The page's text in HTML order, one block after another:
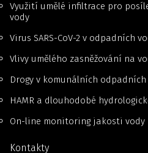
Využití umělé infiltrace pro
vody
Virus SARS-CoV-2 v odpadních
Vlivy umělého zasněžování na
Drogy v komunálních odpadních
HAMR a dlouhodobé
On-line monitoring jakosti vody
Kontakty